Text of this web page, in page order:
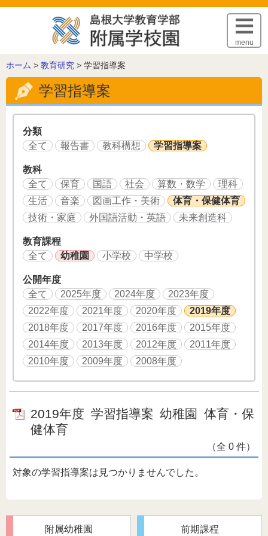
このページの本文へ
menu
こ
の
ー
ジ
ホーム > 教育研究 > 学習指導案
学習指導案
分類
全て
報告書 教科構想 学習指導案
教科
全て
保育 国語 社会 算数・数学
理科
生活
音楽 図画工作・美術
体育・保健体育
技術・家庭
外国語活動・英語 未来創造科
教育課程
全て
幼稚園 小学校 中学校
公開年度
全て
2025年度 2024年度
2023年度
2022年度
2021年度 2020年度
2019年度
2018年度
2017年度 2016年度
2015年度
2014年度
2013年度 2012年度
2011年度
2010年度
2009年度 2008年度
2019年度 学習指導案 幼稚園
体育・保
健体育
（全 0 件）
対象の学習指導案は見つかりませんでした。
附属幼稚園 前期課程